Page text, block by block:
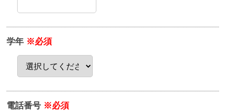
学年 ※必須
電話番号 ※必須